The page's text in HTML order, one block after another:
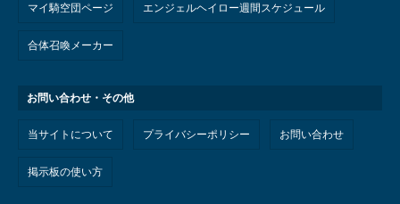
マイ騎空団ページ エンジェルヘイロー週間スケジュール
合体召喚メーカー
お問い合わせ・その他
当サイトについて プライバシーポリシー お問い合わせ
掲示板の使い方